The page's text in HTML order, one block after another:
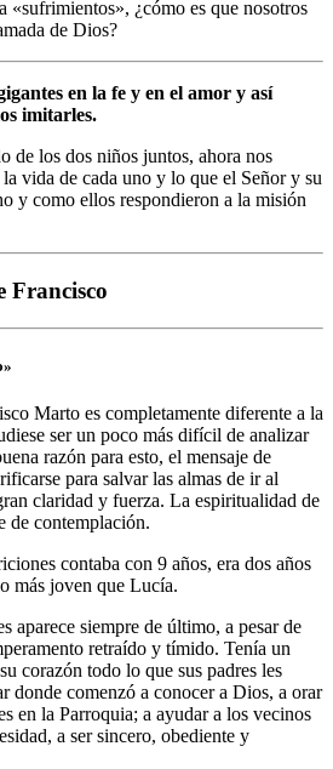
«sufrimientos», ¿cómo es que nosotros
de Dios?
en la fe y en el amor y así
imitarles.
de los dos niños juntos, ahora nos
vida de cada uno y lo que el Señor y su
y como ellos respondieron a la misión
Francisco
Marto es completamente diferente a la
ser un poco más difícil de analizar
razón para esto, el mensaje de
para salvar las almas de ir al
claridad y fuerza. La espiritualidad de
de contemplación.
contaba con 9 años, era dos años
más joven que Lucía.
aparece siempre de último, a pesar de
retraído y tímido. Tenía un
corazón todo lo que sus padres les
donde comenzó a conocer a Dios, a orar
en la Parroquia; a ayudar a los vecinos
a ser sincero, obediente y